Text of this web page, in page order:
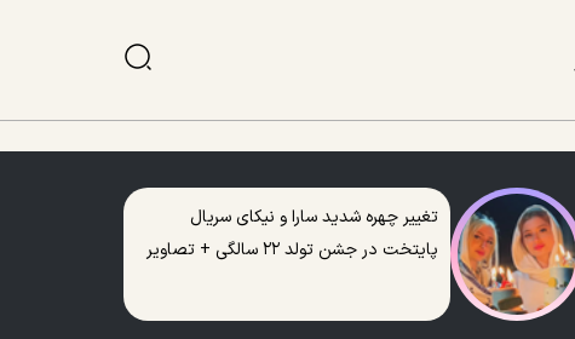
تغییر چهره شدید سارا و نیکای سریال
پایتخت در جشن تولد ۲۲ سالگی + تصاویر